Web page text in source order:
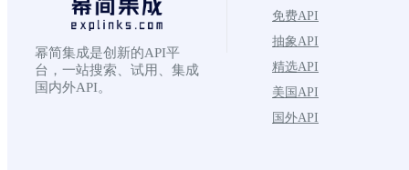
幂简集成是创新的API平
台，一站搜索、试用、集成
国内外API。
免费API
抽象API
精选API
美国API
国外API